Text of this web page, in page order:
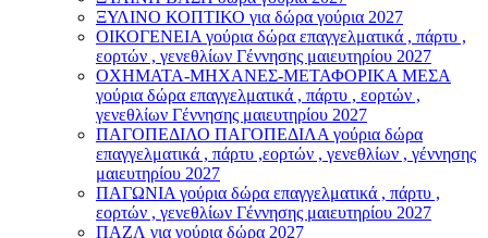
ΞΥΛΙΝΟ ΚΟΠΤΙΚΟ για δώρα γούρια 2027
ΟΙΚΟΓΕΝΕΙΑ γούρια δώρα επαγγελματικά , πάρτυ ,
εορτών , γενεθλίων Γέννησης μαιευτηρίου 2027
ΟΧΗΜΑΤΑ-ΜΗΧΑΝΕΣ-ΜΕΤΑΦΟΡΙΚΑ ΜΕΣΑ
γούρια δώρα επαγγελματικά , πάρτυ , εορτών ,
γενεθλίων Γέννησης μαιευτηρίου 2027
ΠΑΓΟΠΕΔΙΛΟ ΠΑΓΟΠΕΔΙΛΑ γούρια δώρα
επαγγελματικά , πάρτυ ,εορτών , γενεθλίων , γέννησης
μαιευτηρίου 2027
ΠΑΓΩΝΙΑ γούρια δώρα επαγγελματικά , πάρτυ ,
εορτών , γενεθλίων Γέννησης μαιευτηρίου 2027
ΠΑΖΛ για γούρια δώρα 2027